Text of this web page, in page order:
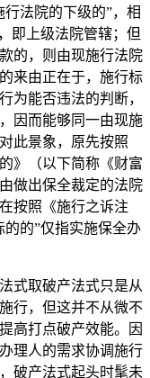
法院的下级的”，相
即上级法院管辖；但
的，则由现施行法院
来由正在于，施行标
为能否违法的判断，
因而能够同一由现施
此景象，原先按照
》（以下简称《财富
做出保全裁定的法院
按照《施行之诉注
的”仅指实施保全办
取破产法式只是从
行，但这并不从微不
高打点破产效能。因
理人的需求协调施行
破产法式起头时髦未